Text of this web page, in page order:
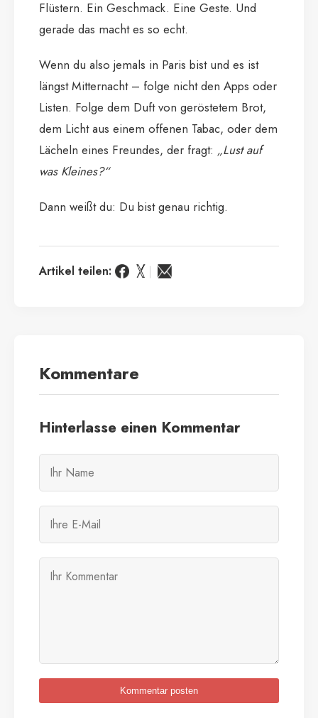
Flüstern. Ein Geschmack. Eine Geste. Und
gerade das macht es so echt.
Wenn du also jemals in Paris bist und es ist
längst Mitternacht – folge nicht den Apps oder
Listen. Folge dem Duft von geröstetem Brot,
dem Licht aus einem offenen Tabac, oder dem
Lächeln eines Freundes, der fragt: „Lust auf
was Kleines?“
Dann weißt du: Du bist genau richtig.
Artikel teilen:
Kommentare
Hinterlasse einen Kommentar
Kommentar posten